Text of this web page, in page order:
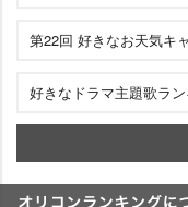
第22回 好きなお天気キ
好きなドラマ主題歌ラ